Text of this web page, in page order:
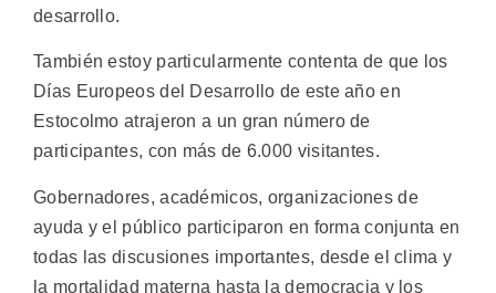
desarrollo.
También estoy particularmente contenta de que los
Días Europeos del Desarrollo de este año en
Estocolmo atrajeron a un gran número de
participantes, con más de 6.000 visitantes.
Gobernadores, académicos, organizaciones de
ayuda y el público participaron en forma conjunta en
todas las discusiones importantes, desde el clima y
la mortalidad materna hasta la democracia y los